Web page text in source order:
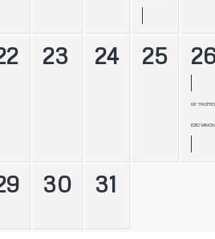
23 24 25
68° TROFEO
EZIO VANONI
30 31